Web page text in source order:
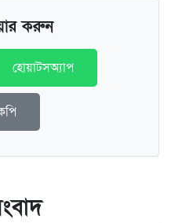
করুন
হোয়াটসঅ্যাপ